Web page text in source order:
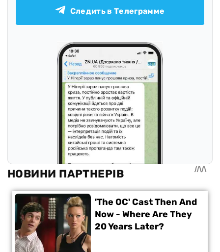
Следить в Телеграмме